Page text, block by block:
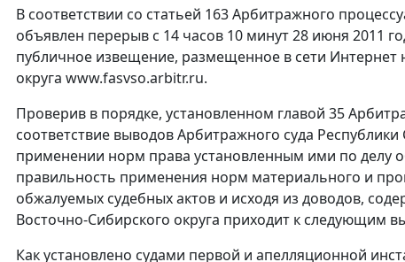
В соответствии со статьей 163Арбитражного
объявлен перерыв с 14 часов 10 минут 28 июня 2011
публичное извещение, размещенное в сети Интернет
округа www.fasvso.arbitr.ru.
Проверив в порядке, установленном главой 35
соответствие выводов Арбитражного суда
применении норм права установленным ими по делу
правильность применения норм материального и
обжалуемых судебных актов и исходя из доводов,
Восточно-Сибирского округа приходит к следующим
Как установлено судами первой и апелляционной